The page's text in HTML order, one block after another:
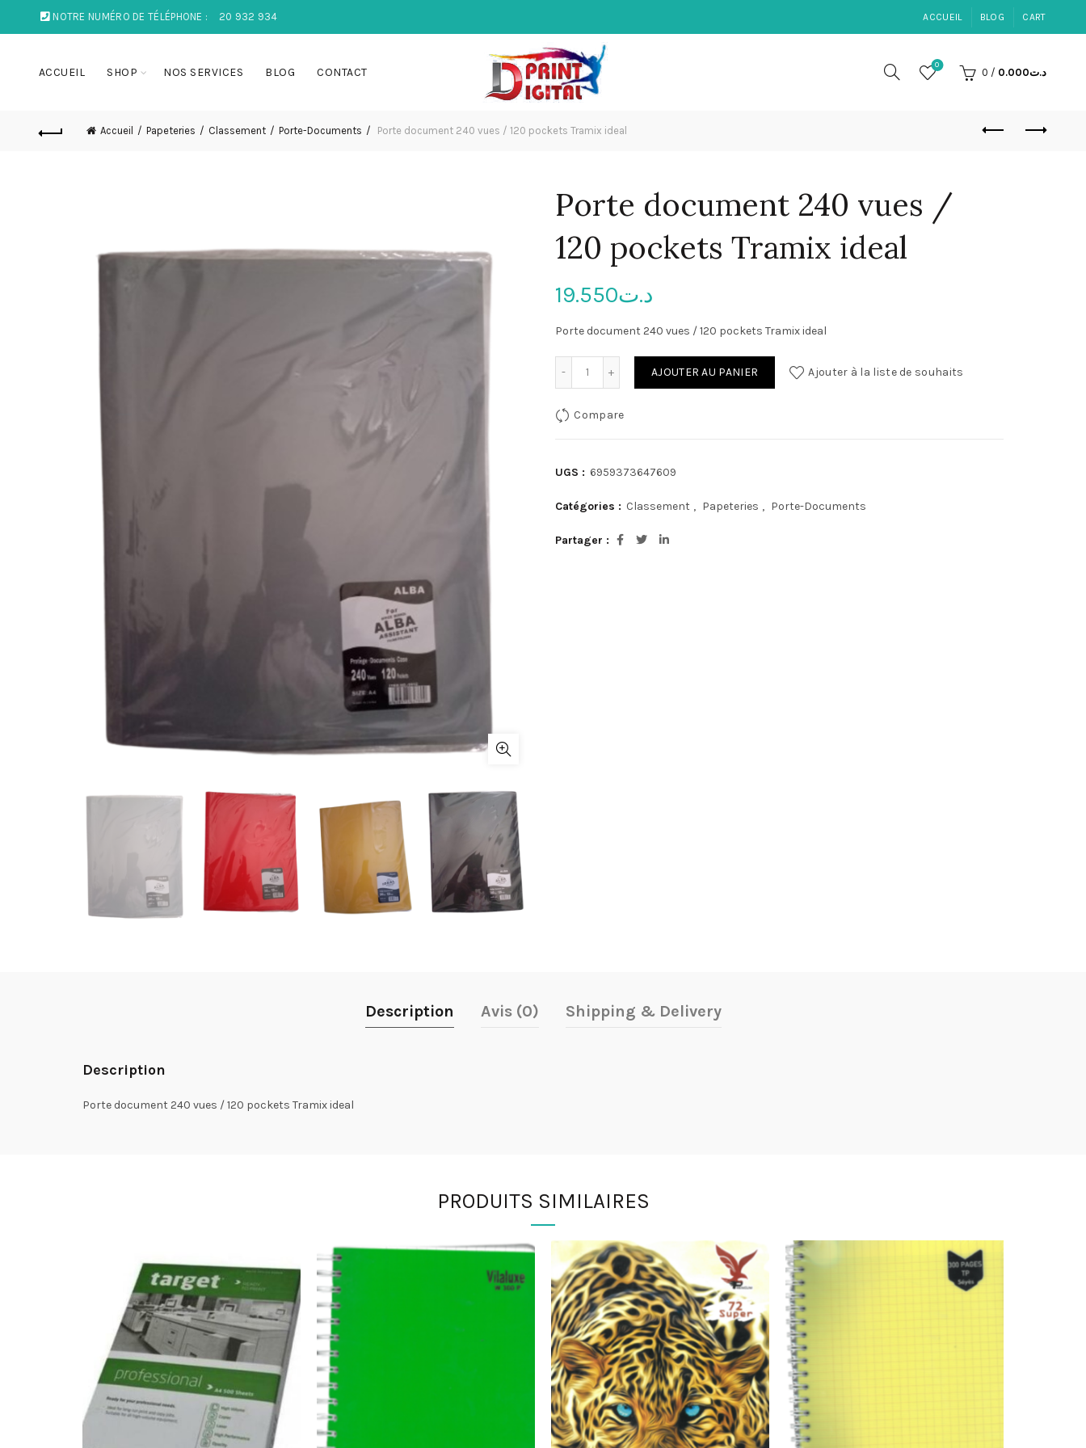
NOTRE NUMÉRO DE TÉLÉPHONE : 20 932 934 ACCUEIL BLOG CART
ACCUEIL SHOP NOS SERVICES BLOG CONTACT
0
0 / د.ت0.000
Accueil Papeteries Classement Porte-Documents Porte document 240 vues / 120 pockets Tramix ideal
Porte document 240 vues /
120 pockets Tramix ideal
د.ت19.550
Porte document 240 vues / 120 pockets Tramix ideal
quantité de Porte document 240 vues / 120 pockets Tramix ideal
AJOUTER AU PANIER Ajouter à la liste de souhaits
Compare
UGS : 6959373647609
Catégories : Classement , Papeteries , Porte-Documents
Partager
Description Avis (0) Shipping & Delivery
Description
Porte document 240 vues / 120 pockets Tramix ideal
PRODUITS SIMILAIRES